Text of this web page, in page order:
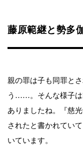
藤原範継と勢多
親の罪は子も同罪と
う……。そんな様子は
ありましたね。『慈
されたと書かれてい
いています。